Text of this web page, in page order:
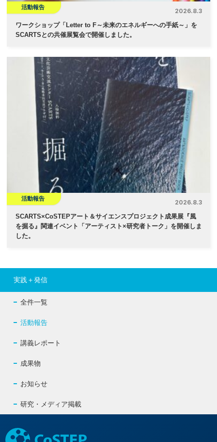
活動報告
2026.8.3
ワークショップ「Letter to F～未来のエネルギーへの手紙～」を
SCARTSとの共催展覧会で開催しました。
活動報告
2026.8.3
SCARTS×CoSTEPアート＆サイエンスプロジェクト成果展『風
を掘る』関連イベント「アーティスト×研究者トーク」を開催しま
した。
実践＋発信
全件一覧
活動報告
講義レポート
成果物
お知らせ
研究・メディア掲載